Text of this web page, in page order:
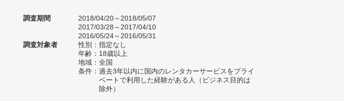
調査期間
2018/04/20～2018/05/07
2017/03/28～2017/04/10
2016/05/24～2016/05/31
調査対象者
性別：指定なし
年齢：18歳以上
地域：全国
条件：過去3年以内に国内のレンタカーサービスをプライ
ベートで利用した経験がある人（ビジネス目的は
除外）